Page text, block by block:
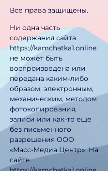
Все права защищены.
Ни одна часть
содержания сайта
https://kamchatka1.online
не может быть
воспроизведена или
передана каким-либо
образом, электронным,
механическим, методом
фотокопирования,
записи или как-то ещё
без письменного
разрешения ООО
«Масс-Медиа Центр». На
сайте